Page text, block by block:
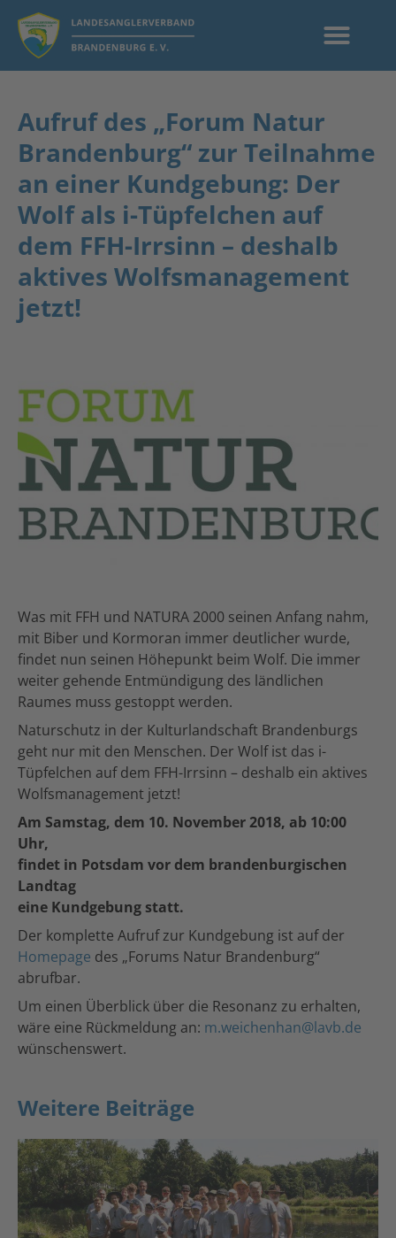
Aufruf des „Forum Natur
Brandenburg“ zur Teilnahme
an einer Kundgebung: Der
Wolf als i-Tüpfelchen auf
dem FFH-Irrsinn – deshalb
aktives Wolfsmanagement
jetzt!
Was mit FFH und NATURA 2000 seinen Anfang nahm,
mit Biber und Kormoran immer deutlicher wurde,
findet nun seinen Höhepunkt beim Wolf. Die immer
weiter gehende Entmündigung des ländlichen
Raumes muss gestoppt werden.
Naturschutz in der Kulturlandschaft Brandenburgs
geht nur mit den Menschen. Der Wolf ist das i-
Tüpfelchen auf dem FFH-Irrsinn – deshalb ein aktives
Wolfsmanagement jetzt!
Am Samstag, dem 10. November 2018, ab 10:00
Uhr,
findet in Potsdam vor dem brandenburgischen
Landtag
eine Kundgebung statt.
Der komplette Aufruf zur Kundgebung ist auf der
Homepage des „Forums Natur Brandenburg“
abrufbar.
Um einen Überblick über die Resonanz zu erhalten,
wäre eine Rückmeldung an: m.weichenhan@lavb.de
wünschenswert.
Weitere Beiträge